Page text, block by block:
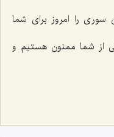
را امروز برای شما
از شما ممنون هستیم و